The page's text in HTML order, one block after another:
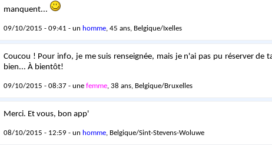
manquent...
09/10/2015 - 09:41 - un homme, 45 ans, Belgique/Ixelles
Coucou ! Pour info, je me suis renseignée, mais je n'ai pas pu réserver de
bien... À bientôt!
09/10/2015 - 08:37 - une femme, 38 ans, Belgique/Bruxelles
Merci. Et vous, bon app'
08/10/2015 - 12:59 - un homme, Belgique/Sint-Stevens-Woluwe